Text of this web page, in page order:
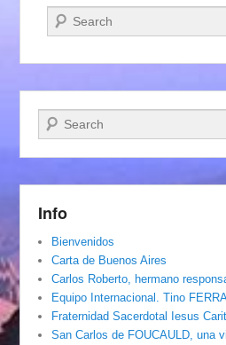
Buscar
Buscar
Info
Bienvenidos
Carta de Buenos Aires
Carlos Roberto, hermano
Equipo Internacional. Tino
Fraternidad Sacerdotal Iesus
San Carlos de FOUCAULD, una